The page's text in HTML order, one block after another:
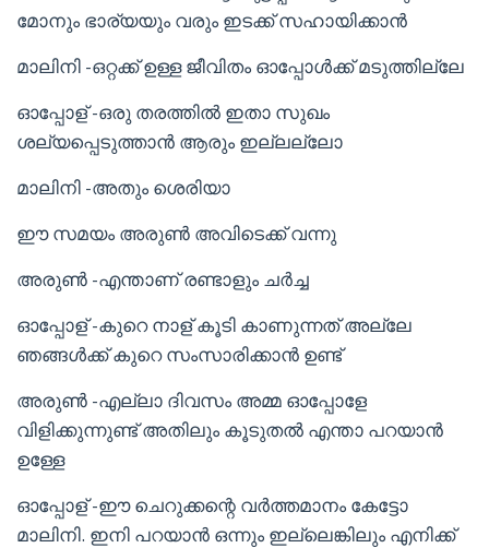
മോനും ഭാര്യയും വരും ഇടക്ക് സഹായിക്കാൻ
മാലിനി -ഒറ്റക്ക് ഉള്ള ജീവിതം ഓപ്പോൾക്ക് മടുത്തില്ലേ
ഓപ്പോള് -ഒരു തരത്തിൽ ഇതാ സുഖം
ശല്യപ്പെടുത്താൻ ആരും ഇല്ലല്ലോ
മാലിനി -അതും ശെരിയാ
ഈ സമയം അരുൺ അവിടെക്ക് വന്നു
അരുൺ -എന്താണ് രണ്ടാളും ചർച്ച
ഓപ്പോള് -കുറെ നാള് കൂടി കാണുന്നത് അല്ലേ
ഞങ്ങൾക്ക് കുറെ സംസാരിക്കാൻ ഉണ്ട്
അരുൺ -എല്ലാ ദിവസം അമ്മ ഓപ്പോളേ
വിളിക്കുന്നുണ്ട് അതിലും കൂടുതൽ എന്താ പറയാൻ
ഉള്ളേ
ഓപ്പോള് -ഈ ചെറുക്കന്റെ വർത്തമാനം കേട്ടോ
മാലിനി. ഇനി പറയാൻ ഒന്നും ഇല്ലെങ്കിലും എനിക്ക്